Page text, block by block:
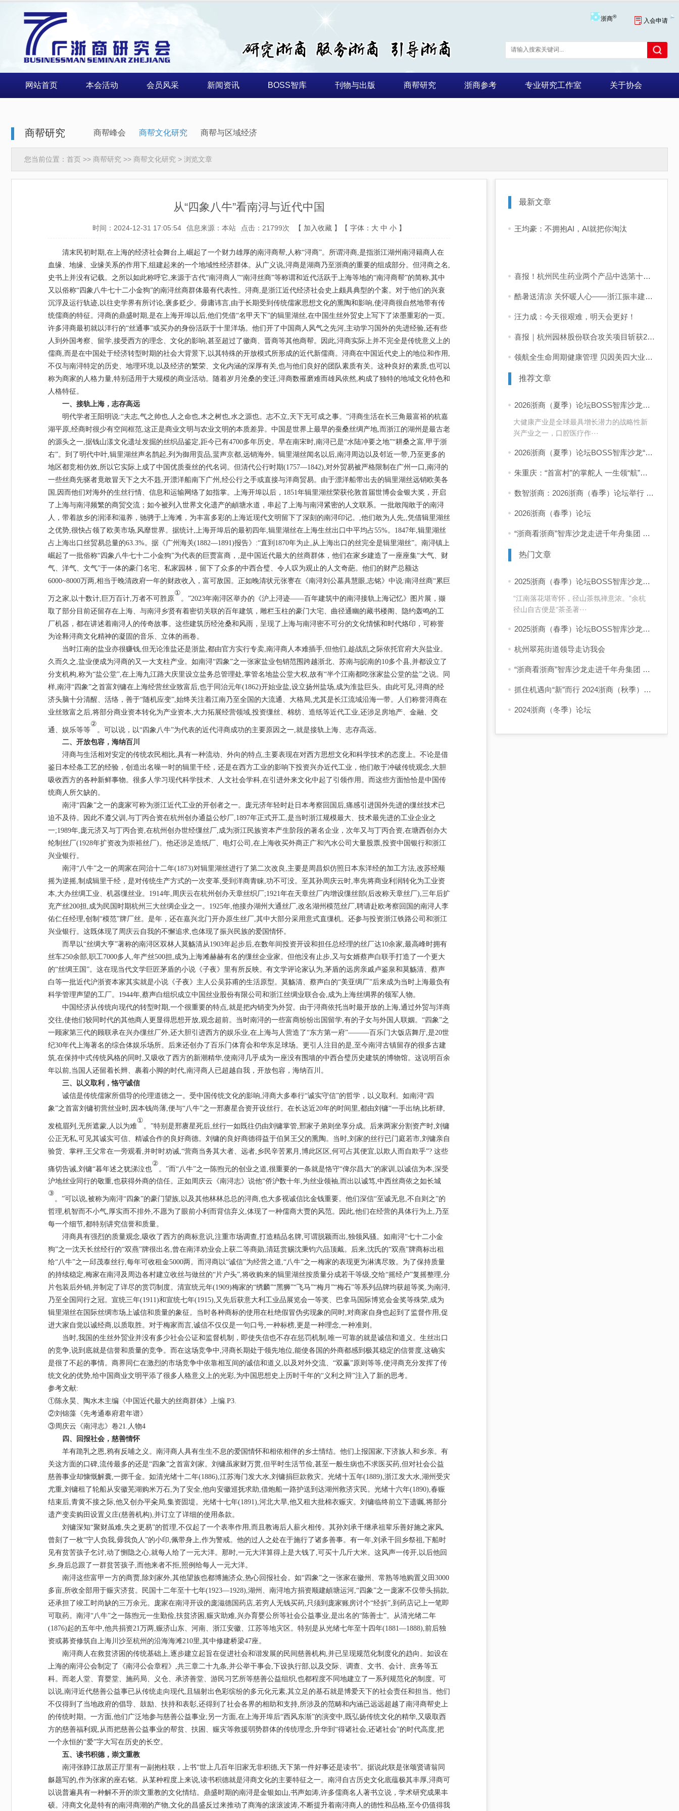
 入会申请
浙商®
网站首页 本会活动 会员风采 新闻资讯 BOSS智库 刊物与出版 商帮研究 浙商参考 专业研究工作室 关于协会
商帮研究 商帮峰会 商帮文化研究 商帮与区域经济
您当前位置： 首页 >> 商帮研究 >> 商帮文化研究 > 浏览文章
从“四象八牛”看南浔与近代中国
时间：2024-12-31 17:05:54 信息来源：本站 点击： 21799次 【 加入收藏 】【 字体： 大 中 小 】
清末民初时期 ,在上海的经济社会舞台上,崛起了一个财力雄厚的南浔商帮,人称“浔商”。所谓浔商,是指浙江湖州南浔籍商人在
血缘、地缘、业缘关系的作用下,组建起来的一个地域性经济群体。从广义说,浔商是湖商乃至浙商的重要的组成部分。但浔商之名,
史书上并没有记载。之所以如此称呼它,来源于古代“南浔商人”“南浔丝商”等称谓和近代活跃于上海等地的“南浔商帮”的简称,其中
又以俗称“四象八牛七十二小金狗”的南浔丝商群体最有代表性。浔商,是浙江近代经济社会史上颇具典型的个案。对于他们的兴衰
沉浮及运行轨迹,以往史学界有所讨论,褒多贬少。毋庸讳言,由于长期受到传统儒家思想文化的熏陶和影响,使浔商很自然地带有传
统儒商的特征。浔商的鼎盛时期,是在上海开埠以后,他们凭借“名甲天下”的辑里湖丝,在中国生丝外贸史上写下了浓墨重彩的一页。
许多浔商最初就以洋行的“丝通事”或买办的身份活跃于十里洋场。他们开了中国商人风气之先河,主动学习国外的先进经验,还有些
人到外国考察、留学,接受西方的理念、文化的影响,甚至超过了徽商、晋商等其他商帮。因此,浔商实际上并不完全是传统意义上的
儒商,而是在中国处于经济转型时期的社会大背景下,以其特殊的开放模式所形成的近代新儒商。浔商在中国近代史上的地位和作用,
不仅与南浔特定的历史、地理环境,以及经济的繁荣、文化内涵的深厚有关,也与他们良好的团队素质有关。这种良好的素质,也可以
称为商家的人格力量,特别适用于大规模的商业活动。随着岁月沧桑的变迁,浔商数罹磨难而雄风依然,构成了独特的地域文化特色和
人格特征。
一、接轨上海，志存高远
明代学者王阳明说:“夫志,气之帅也,人之命也,木之树也,水之源也。志不立,天下无可成之事。”浔商生活在长三角最富裕的杭嘉
湖平原,经商时很少有空间框范,这正是商业文明与农业文明的本质差异。中国是世界上最早的蚕桑丝绸产地,而浙江的湖州是最古老
的源头之一,据钱山漾文化遗址发掘的丝织品鉴定,距今已有4700多年历史。早在南宋时,南浔已是“水陆冲要之地”“耕桑之富,甲于浙
右”。到了明代中叶,辑里湖丝声名鹊起,列为御用贡品,蜚声京都,远销海外。辑里湖丝闻名以后,南浔周边以及邻近一带,乃至更多的
地区都竞相仿效,所以它实际上成了中国优质蚕丝的代名词。但清代公行时期(1757—1842),对外贸易被严格限制在广州一口,南浔的
一些丝商先驱者竟敢冒天下之大不韪,开漂洋船南下广州,经公行之手或直接与洋商贸易。由于漂洋船带出去的辑里湖丝远销欧美各
国,因而他们对海外的生丝行情、信息和运输网络了如指掌。上海开埠以后，1851年辑里湖丝荣获伦敦首届世博会金银大奖，开启
了上海与南浔频繁的商贸交流；如今被列入世界文化遗产的頔塘水道，串起了上海与南浔紧密的人文联系。一批敢闯敢于的南浔
人，带着故乡的润泽和滋养，驰骋于上海滩，为丰富多彩的上海近现代文明留下了深刻的南浔印记。,他们敢为人先,,凭借辑里湖丝
之优势,很快占领了欧美市场,风靡世界。据统计,上海开埠后的最初四年,辑里湖丝在上海生丝出口中平均占55%。1847年,辑里湖丝
占上海出口丝贸易总量的63.3%。据《广州海关(1882—1891)报告》:“直到1870年为止,从上海出口的丝完全是辑里湖丝”。南浔镇上
崛起了一批俗称“四象八牛七十二小金狗”为代表的巨贾富商，,是中国近代最大的丝商群体，他们在家乡建造了一座座集“大气、财
气、洋气、文气”于一体的豪门名宅、私家园林，留下了众多的中西合璧、令人叹为观止的人文奇葩。他们的财产总额达
6000~8000万两,相当于晚清政府一年的财政收入，富可敌国。正如晚清状元张謇在《南浔刘公墓具慧眼,志铭》中说:南浔丝商“累巨
万之家,以十数计,巨万百计,万者不可胜原
①
。 ”2023年南浔区举办的《沪上浔迹——百年建筑中的南浔接轨上海记忆》图片展，撷
取了部分目前还留存在上海、与南浔乡贤有着密切关联的百年建筑，雕栏玉柱的豪门大宅、曲径通幽的藏书楼阁、隐约轰鸣的工
厂机器，都在讲述着南浔人的传奇故事。这些建筑历经沧桑和风雨，呈现了上海与南浔密不可分的文化情愫和时代烙印，可称誉
为诠释浔商文化精神的凝固的音乐、立体的画卷。
当时江南的盐业亦很赚钱 ,但无论淮盐还是浙盐,都由官方实行专卖,南浔商人本难插手,但他们,趁战乱之际依托官府大兴盐业。
久而久之,盐业便成为浔商的又一大支柱产业。如南浔“四象”之一张家盐业包销范围跨越浙北、苏南与皖南的10多个县,并都设立了
分支机构,称为“盐公堂”,在上海九江路大庆里设立盐务总管理处,掌管名地盐公堂大权,故有“半个江南都吃张家盐公堂的盐”之说。同
样,南浔“四象”之首富刘镛在上海经营丝业致富后,也于同治元年(1862)开始业盐,设立扬州盐场,成为淮盐巨头。由此可见,浔商的经
济头脑十分清醒、活络，善于“随机应变”,始终关注着江南乃至全国的大流通、大格局,尤其是长江流域沿海一带。人们称誉浔商在
业丝致富之后,将部分商业资本转化为产业资本,大力拓展经营领域,投资缫丝、棉纺、造纸等近代工业,还涉足房地产、金融、交
通、娱乐等等
②
。可以说，以“四象八牛”为代表的近代浔商成功的主要原因之一,就是接轨上海、志存高远。
二、开放包容，海纳百川
浔商与生活相对安定的传统农民相比,具有一种流动、外向的特点,主要表现在对西方思想文化和科学技术的态度上。不论是借
鉴日本经条工艺的经验，创造出名噪一时的辑里干经，还是在西方工业的影响下投资兴办近代工业，他们敢于冲破传统观念,大胆
吸收西方的各种新鲜事物。很多人学习现代科学技术、人文社会学科,在引进外来文化中起了引领作用。而这些方面恰恰是中国传
统商人所欠缺的。
南浔“四象”之一的庞家可称为浙江近代工业的开创者之一。庞元济年轻时赴日本考察回国后,痛感引进国外先进的缫丝技术已
迫不及待。因此不遵父训,与丁丙合资在杭州创办通益公纱厂,1897年正式开工,是当时浙江规模最大、技术最先进的工业企业之
一;1989年,庞元济又与丁丙合资,在杭州创办世经缫丝厂,成为浙江民族资本产生阶段的著名企业，次年又与丁丙合资,在塘西创办大
纶制丝厂(1928年扩资改为崇裕丝厂)。他还涉足造纸厂、电灯公司,在上海收买外商正广和汽水公司大量股票,投资中国银行和浙江
兴业银行。
南浔“八牛”之一的周家在同治十二年(1873)对辑里湖丝进行了第二次改良,主要是周昌炽仿照日本东洋经的加工方法,改苏经顺
摇为逆摇,制成辑里干经，是对传统生产方式的一次变革,受到洋商青睐,功不可没。至其孙周庆云时,率先将商业利润转化为工业资
本,大办丝绸工业、机器缫丝业。1914年,周庆云在杭州创办天章丝织厂;1921年在天章丝厂内增设缫丝部(后改称天章丝厂),三年后扩
充产丝200担,成为民国时期杭州三大丝绸企业之一。1925年,他接办湖州大通丝厂,改名湖州模范丝厂,聘请赴欧考察回国的南浔人李
佑仁任经理,创制“模范”牌厂丝。是年，还在嘉兴北门开办原生丝厂,其中大部分采用意式直缫机。还参与投资浙江铁路公司和浙江
兴业银行。这既体现了周庆云自我的不懈追求,也体现了振兴民族的爱国情怀。
而早以“丝绸大亨”著称的南浔区双林人莫觞清从1903年起步后,在数年间投资开设和担任总经理的丝厂达10余家,最高峰时拥有
丝车250余部,职工7000多人,年产丝500担,成为上海滩赫赫有名的缫丝企业家。但他没有止步,又与女婿蔡声白联手打造了一个更大
的“丝绸王国”。这在现当代文学巨匠茅盾的小说《子夜》里有所反映。有文学评论家认为,茅盾的远房亲戚卢鉴泉和莫觞清、蔡声
白等一批近代沪浙资本家其实就是小说《子夜》主人公吴荪甫的生活原型。莫觞清、蔡声白的“美亚绸厂”后来成为当时上海最负有
科学管理声望的工厂。1944年,蔡声白组织成立中国丝业股份有限公司和浙江丝绸业联合会,成为上海丝绸界的领军人物。
中国经济从传统向现代的转型时期 ,一个很重要的特点,就是把内销变为外贸。由于浔商依托当时最开放的上海,通过外贸与洋商
交往,使他们较同时代的其他商人更显得思想开放,观念超前。当时南浔的一些富商纷纷出国留学,有的子女与外国人联姻。“四象”之
一顾家第三代的顾联承在兴办缫丝厂外,还大胆引进西方的娱乐业,在上海与人营造了“东方第一府”———百乐门大饭店舞厅,是20世
纪30年代上海著名的综合体娱乐场所。后来还创办了百乐门体育会和华东足球场。更引人注目的是,至今南浔古镇留存的很多古建
筑,在保持中式传统风格的同时,又吸收了西方的新潮精华,使南浔几乎成为一座没有围墙的中西合璧历史建筑的博物馆。这说明百余
年以前,当国人还留着长辫、裹着小脚的时代,南浔商人已超越自我，开放包容，海纳百川。
三、以义取利，恪守诚信
诚信是传统儒家所倡导的伦理道德之一。受中国传统文化的影响,浔商大多奉行“诚实守信”的哲学，以义取利。如南浔“四
象”之首富刘镛初营丝业时,因本钱尚薄,便与“八牛”之一邢赓星合资开设丝行。在长达近20年的时间里,都由刘镛“一手出纳,比析肆,
发梳眉列,无所遮蒙,人以为难
①
。 ”特别是邢赓星死后,丝行一如既往仍由刘镛掌管,邢家子弟则坐享分成。后来两家分割资产时,刘镛
公正无私,可见其诚实可信、精诚合作的良好商德。刘镛的良好商德得益于伯舅王父的熏陶。当时,刘家的丝行已门庭若市,刘镛亲自
验货、掌秤,王父常在一旁观看,并时时劝诫,“营商当务其大者、远者,乡民辛苦累月,博此区区,何可占其便宜,以欺人而自欺乎”? 这些
痛切告诫,刘镛“暮年述之犹涕泣也
②
。 ”而“八牛”之一陈煦元的创业之道,很重要的一条就是恪守“俾尔昌大”的家训,以诚信为本,深受
沪地丝业同行的敬重,也获得外商的信任。正如周庆云《南浔志》说他“侨沪数十年,为丝业领袖,而出以诚笃,中西丝商依之如长城
③
。 ”可以说,被称为南浔“四象”的豪门望族,以及其他林林总总的浔商,也大多视诚信比金钱重要。他们深信“至诚无息,不自则之”的
哲理,机智而不小气,厚实而不排外,不愿为了眼前小利而背信弃义,体现了一种儒商大贾的风范。因此,他们在经营的具体行为上,乃至
每一个细节,都特别讲究信誉和质量。
浔商具有强烈的质量观念 ,吸收了西方的商标意识,注重市场调查,打造精品名牌,可谓脱颖而出,独领风骚。如南浔“七十二小金
狗”之一沈天长丝经行的“双燕”牌很出名,曾在南洋劝业会上获二等商勋,清廷赏赐沈秉钧六品顶戴。后来,沈氏的“双燕”牌商标出租
给“八牛”之一邱茂泰丝行,每年可收租金5000两。而浔商以“诚信”为经营之道,“八牛”之一梅家的表现更为淋漓尽致。为了保持质量
的持续稳定,梅家在南浔及周边各村建立收丝与做丝的“片户头”,将收购来的辑里湖丝按质量分成若干等级,交给“摇经户”复摇整理,分
片包装后外销,并制定了详尽的赏罚制度。清宣统元年(1909)梅家的“绣麟”“黑狮”“飞马”“梅月”“梅石”等系列品牌均获超等奖,为南浔,
乃至全国同行之冠。宣统三年(1911)和宣统七年(1915),又先后获意大利工业品展览会一等奖、巴拿马国际博览会金奖等殊荣,成为
辑里湖丝在国际丝绸市场上诚信和质量的象征。当时各种商标的使用在杜绝假冒伪劣现象的同时,对商家自身也起到了监督作用,促
进大家自觉以诚经商,以质取胜。对于梅家而言,诚信不仅仅是一句口号,一种标榜,更是一种理念,一种准则。
当时 ,我国的生丝外贸业并没有多少社会公证和监督机制，即使失信也不存在惩罚机制,唯一可靠的就是诚信和道义。生丝出口
的竞争,说到底就是信誉和质量的竞争。而在这场竞争中,浔商长期处于领先地位,能使各国的外商都感到极其稳定的信誉度,这确实
是很了不起的事情。商界同仁在激烈的市场竞争中依靠相互间的诚信和道义,以及对外交流、“双赢”原则等等,使浔商充分发挥了传
统文化的优势,给中国商业文明平添了很多人格意义上的光彩,为中国思想史上历时千年的“义利之辩”注入了新的思考。
参考文献:
①陈永昊、陶水木主编《中国近代最大的丝商群体》上编.P3.
②刘锦藻《先考通奉府君年谱》
③周庆云《南浔志》卷21.人物4
四、回报社会，慈善情怀
羊有跪乳之恩 ,鸦有反哺之义。南浔商人具有生生不息的爱国情怀和相依相伴的乡土情结。他们上报国家,下济族人和乡亲。有
关这方面的口碑,流传最多的还是“四象”之首富刘家。刘镛虽家财万贯,但平时生活节俭,甚至一般生病也不求医买药,但对社会公益
慈善事业却慷慨解囊,一掷千金。如清光绪十二年(1886),江苏海门发大水,刘镛捐巨款救灾。光绪十五年(1889),浙江发大水,湖州受灾
尤重,刘镛租了轮船从安徽芜湖购米万石,为了安全,他向安徽巡抚求助,借炮船一路护送到达湖州救济灾民。光绪十六年(1890),春赈
结束后,青黄不接之际,他又创办平籴局,集资固堤。光绪十七年(1891),河北大旱,他又租大批棉衣赈灾。刘镛临终前立下遗嘱,将部分
遗产变卖购田设置义庄(慈善机构),并订立了详细的使用条款。
刘镛深知“聚财虽难,失之更易”的哲理,不仅起了一个表率作用,而且教诲后人薪火相传。其孙刘承干继承祖辈乐善好施之家风,
曾刻了一枚“宁人负我,毋我负人”的小印,佩带身上,作为警戒。他的过人之处在于施行了诸多善事。有一年,刘承干回乡祭祖,下船时
见有贫苦孩子乞讨,动了恻隐之心,就每人给了一元大洋。那时,一元大洋算得上是大钱了,可买十几斤大米。这风声一传开,以后他回
乡,身后总跟了一群贫苦孩子,而他来者不拒,照例给每人一元大洋。
南浔这些富甲一方的商贾 ,除刘家外,其他望族也都博施济众,热心回报社会。如“四象”之一张家在徽州、常熟等地购置义田3000
多亩,所收全部用于赈灾济贫。民国十二年至十七年(1923—1928),湖州、南浔地方捐资顺建頔塘运河,“四象”之一庞家不仅带头捐款,
还承担了竣工时尚缺的三万余元。庞家在南浔开设的庞滋德国药店,若穷人无钱买药,只须到庞家账房讨个“经折”,到药店记上一笔即
可取药。南浔“八牛”之一陈煦元一生勤俭,扶贫济困,赈灾助难,兴办育婴公所等社会公益事业,是出名的“陈善士”。从清光绪二年
(1876)起的五年中,他共捐资21万两,赈济山东、河南、浙江安徽、江苏等地灾区。特别是从光绪七年至十四年(1881—1888),前后独
资或募资修筑自上海川沙至杭州的沿海海滩210里,其中修建桥梁47座。
南浔商人在救贫济困的传统基础上 ,逐步建立起旨在促进社会和谐发展的民间慈善机构,并已呈现规范化制度化的趋向。如设在
上海的南浔公会制定了《南浔公会章程》,共三章二十九条,并公举干事会,下设执行部,以及交际、调查、文书、会计、庶务等五
科。而老人堂、育婴堂、施药局、义仓、承济善堂、游民习艺所等慈善公益组织,也都程度不同地建立了一系列规范化的制度。可
以说,南浔近代慈善公益事已从传统走向现代,且辐射出色彩缤纷的多元化元素,其立足的基石就是博爱天下的社会责任和担当。他们
不仅得到了当地政府的倡导、鼓励、扶持和表彰,还得到了社会各界的相助和支持,所涉及的范畴和内涵已远远超越了南浔商帮史上
的传统时期。一方面,他们广泛地参与慈善公益事业;另一方面,在上海开埠后“西风东渐”的演变中,既弘扬传统文化的精华,又吸取西
方的慈善福利观,从而把慈善公益事业的帮贫、扶困、赈灾等救援弱势群体的传统理念,升华到“得诸社会,还诸社会”的时代高度,把
一个永恒的“爱”字大写在历史的长空。
五、读书积德，崇文重教
南浔张静江故居正厅里有一副抱柱联，上书“世上几百年旧家无非积德,天下第一件好事还是读书”。据说此联是张颂贤请翁同
龢题写的,作为张家的座右铭。从某种程度上来说,读书积德就是浔商文化的主要特征之一。南浔自古历史文化底蕴极其丰厚,浔商可
以说普遍具有一种解不开的崇文重教的文化情结。鼎盛时期的南浔是金银如山,书声如涛,许多儒商名人著书立说，学术研究成果丰
硕。浔商文化是特有的南浔商潮的产物,文化的昌盛反过来推动了商海的滚滚波涛,不断提升着南浔商人的德性和品格,至今仍值得我
最新文章
王均豪：不拥抱AI，AI就把你淘汰
喜报！杭州民生药业两个产品中选第十二批国采
酷暑送清凉 关怀暖人心——浙江振丰建设有限公司开展夏季送清凉及防暑降温慰问活动
汪力成：今天很艰难，明天会更好！
喜报｜杭州园林股份联合攻关项目斩获2025年度上海市科技进步二等奖！
领航全生命周期健康管理 贝因美四大业务板块闪耀2026 CBME
推荐文章
2026浙商（夏季）论坛BOSS智库沙龙走进艺星口腔
大健康产业是全球最具增长潜力的战略性新
兴产业之一，口腔医疗作···
2026浙商（夏季）论坛BOSS智库沙龙“浙商高质量出海”圆满举行
朱重庆：“首富村”的掌舵人 一生领“航”共富路
数智浙商：2026浙商（春季）论坛举行 企业家学者共话“十五五”发展新前景
2026浙商（春季）论坛
“浙商看浙商”智库沙龙走进千年舟集团 共话浙商可持续增长之道
热门文章
2025浙商（春季）论坛BOSS智库沙龙活动 “浙商看浙商”走进四岭名茶厂
“江南落花堪寄怀，径山茶氛禅意浓。”余杭
径山自古便是“茶圣著···
2025浙商（春季）论坛BOSS智库沙龙活动 “浙商看浙商”活动启动 首站走进同山醉美人酒业
杭州翠苑街道领导走访我会
“浙商看浙商”智库沙龙走进千年舟集团 共话浙商可持续增长之道
抓住机遇向“新”而行 2024浙商（秋季）论坛在杭举行
2024浙商（冬季）论坛